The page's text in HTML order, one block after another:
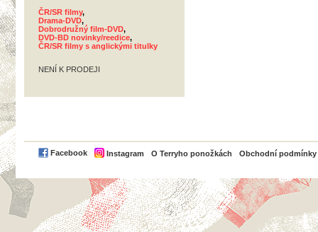
ČR/SR filmy,
Drama-DVD,
Dobrodružný film-DVD,
DVD-BD novinky/reedice,
ČR/SR filmy s anglickými titulky
NENÍ K PRODEJI
Facebook Instagram O Terryho ponožkách Obchodní podmínky
PayPal